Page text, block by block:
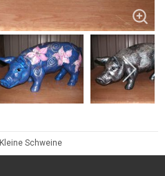
Kleine Schweine